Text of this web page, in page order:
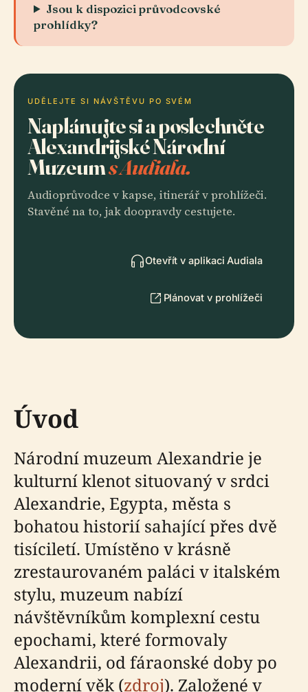
Jsou k dispozici průvodcovské
prohlídky?
UDĚLEJTE SI NÁVŠTĚVU PO SVÉM
Naplánujte si a poslechněte
Alexandrijské Národní
Muzeums Audiala.
Audioprůvodce v kapse, itinerář v prohlížeči.
Stavěné na to, jak doopravdy cestujete.
Otevřít v aplikaci Audiala
Plánovat v prohlížeči
Úvod
Národní muzeum Alexandrie je
kulturní klenot situovaný v srdci
Alexandrie, Egypta, města s
bohatou historií sahající přes dvě
tisíciletí. Umístěno v krásně
zrestaurovaném paláci v italském
stylu, muzeum nabízí
návštěvníkům komplexní cestu
epochami, které formovaly
Alexandrii, od fáraonské doby po
moderní věk (zdroj). Založené v